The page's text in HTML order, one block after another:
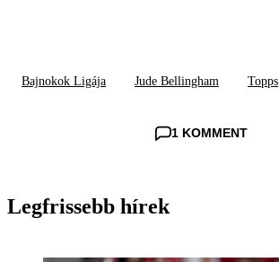
Bajnokok Ligája Jude Bellingham Topps
1 KOMMENT
Legfrissebb hírek